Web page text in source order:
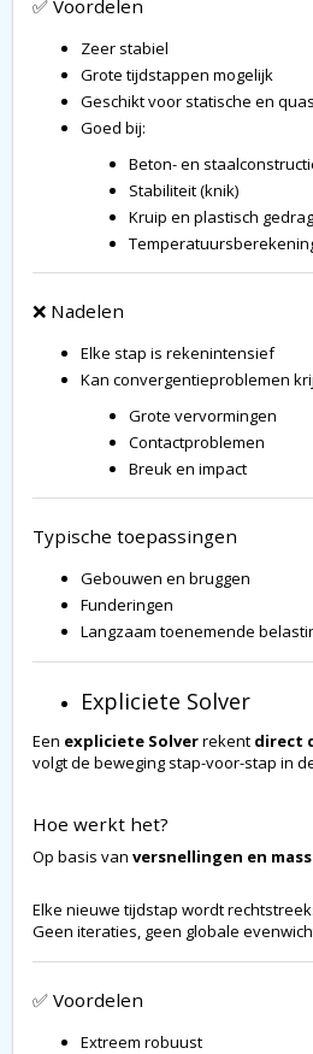
✅ Voordelen
Zeer stabiel
Grote tijdstappen mogelijk
Geschikt voor statische en
Goed bij:
Beton- en
Stabiliteit (knik)
Kruip en plastisch gedrag
❌ Nadelen
Elke stap is rekenintensief
Kan convergentieproblemen
Grote vervormingen
Contactproblemen
Breuk en impact
Typische toepassingen
Gebouwen en bruggen
Funderingen
Langzaam toenemende
Expliciete Solver
Een expliciete Solverrekent direct
volgt de beweging stap-voor-stap in
Hoe werkt het?
Op basis van versnellingen en
Elke nieuwe tijdstap wordt
Geen iteraties, geen globale
✅ Voordelen
Extreem robuust